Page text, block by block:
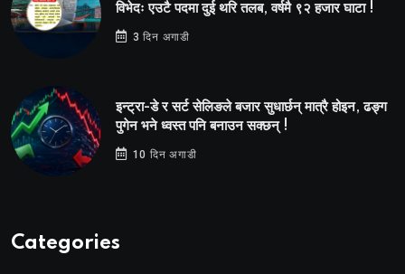
विभेदः एउटै पदमा दुई थरि तलब, वर्षमै ९२ हजार घाटा !
3 दिन अगाडी
इन्ट्रा-डे र सर्ट सेलिङले बजार सुधार्छन् मात्रै होइन, ढङ्ग
पुगेन भने ध्वस्त पनि बनाउन सक्छन् !
10 दिन अगाडी
Categories